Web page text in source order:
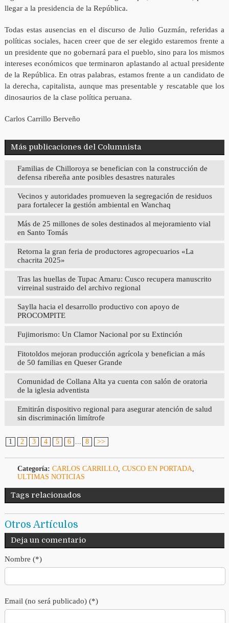
llegar a la presidencia de la República.
Todas estas ausencias en el discurso de Julio Guzmán, referidas a
políticas sociales, hacen creer que de ser elegido estaremos frente a
un presidente que no gobernará para el pueblo, sino para los mismos
intereses económicos que terminaron aplastando al actual presidente
de la República. En otras palabras, estamos frente a un candidato de
la derecha, capitalista, aunque mas presentable y rescatable que los
dinosaurios de la clase política peruana.
Carlos Carrillo Berveño
Más publicaciones del Columnista
Familias de Chilloroya se benefician con la construcción de
defensa ribereña ante posibles desastres naturales
Vecinos y autoridades promueven la segregación de residuos
para fortalecer la gestión ambiental en Wanchaq
Más de 25 millones de soles destinados al mejoramiento vial
en Santo Tomás
Retorna la gran feria de productores agropecuarios «La
chacrita 2025»
Tras las huellas de Tupac Amaru: Cusco recupera manuscrito
virreinal sustraido del archivo regional
Saylla hacia el desarrollo productivo con apoyo de
PROCOMPITE
Fujimorismo: Un Clamor Nacional por su Extinción
Fitotoldos mejoran producción agrícola y benefician a más
de 50 familias en Queser Grande
Comunidad de Collana Alta ya cuenta con salón de oratoria
de la iglesia adventista
Emitirán dispositivo regional para asegurar atención de salud
sin discriminación limítrofe
1 2 3 4 5 6 ... 8 >>
Categoría: CARLOS CARRILLO, CUSCO EN PORTADA,
ULTIMAS NOTICIAS
Tags relacionados
Otros Artículos
Deja un comentario
Nombre (*)
Email (no será publicado) (*)